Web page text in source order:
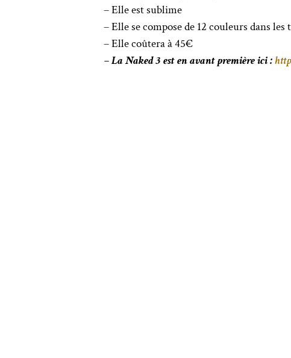
– Elle est sublime
– Elle se compose de 12 couleurs dans
– Elle coûtera à 45€
– La Naked 3 est en avant première ici :